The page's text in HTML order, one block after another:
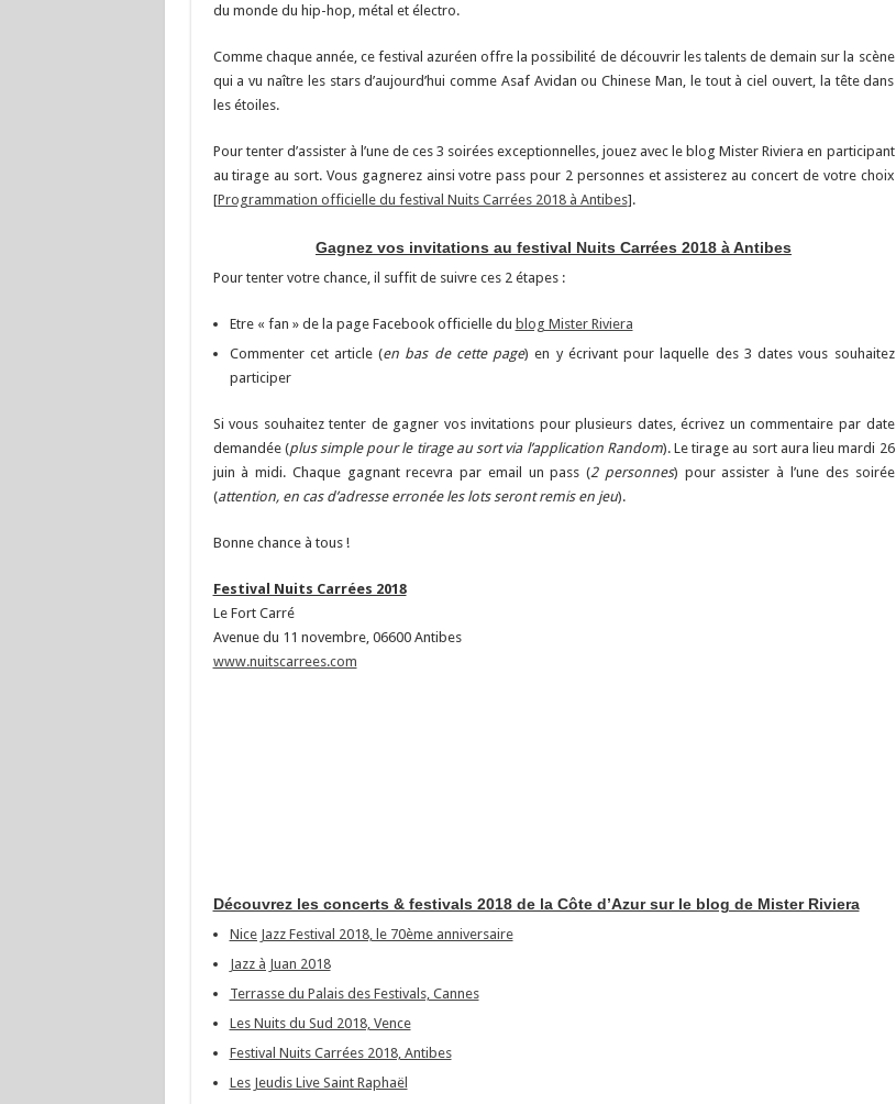
du monde du hip-hop, métal et électro.
Comme chaque année, ce festival azuréen offre la possibilité de découvrir les talents de demain sur la scène
qui a vu naître les stars d’aujourd’hui comme Asaf Avidan ou Chinese Man, le tout à ciel ouvert, la tête dans
les étoiles.
Pour tenter d’assister à l’une de ces 3 soirées exceptionnelles, jouez avec le blog Mister Riviera en participant
au tirage au sort. Vous gagnerez ainsi votre pass pour 2 personnes et assisterez au concert de votre choix
[Programmation officielle du festival Nuits Carrées 2018 à Antibes].
Gagnez vos invitations au festival Nuits Carrées 2018 à Antibes
Pour tenter votre chance, il suffit de suivre ces 2 étapes :
Etre « fan » de la page Facebook officielle du blog Mister Riviera
Commenter cet article (en bas de cette page) en y écrivant pour laquelle des 3 dates vous souhaitez
participer
Si vous souhaitez tenter de gagner vos invitations pour plusieurs dates, écrivez un commentaire par date
demandée (plus simple pour le tirage au sort via l’application Random). Le tirage au sort aura lieu mardi 26
juin à midi. Chaque gagnant recevra par email un pass (2 personnes) pour assister à l’une des soirée
(attention, en cas d’adresse erronée les lots seront remis en jeu).
Bonne chance à tous !
Festival Nuits Carrées 2018
Le Fort Carré
Avenue du 11 novembre, 06600 Antibes
www.nuitscarrees.com
Découvrez les concerts & festivals 2018 de la Côte d’Azur sur le blog de Mister Riviera
Nice Jazz Festival 2018, le 70ème anniversaire
Jazz à Juan 2018
Terrasse du Palais des Festivals, Cannes
Les Nuits du Sud 2018, Vence
Festival Nuits Carrées 2018, Antibes
Les Jeudis Live Saint Raphaël